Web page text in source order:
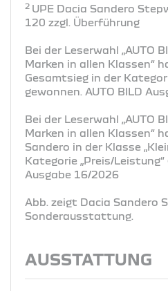
2 UPE Dacia Sandero
120 zzgl. Überführung
Bei der Leserwahl „AUTO
Marken in allen Klassen“
Gesamtsieg in der
gewonnen. AUTO BILD
Bei der Leserwahl „AUTO
Marken in allen Klassen“
Sandero in der Klasse
Kategorie „Preis/Leistung“
Ausgabe 16/2026
Abb. zeigt Dacia Sandero
Sonderausstattung.
AUSSTATTUNG